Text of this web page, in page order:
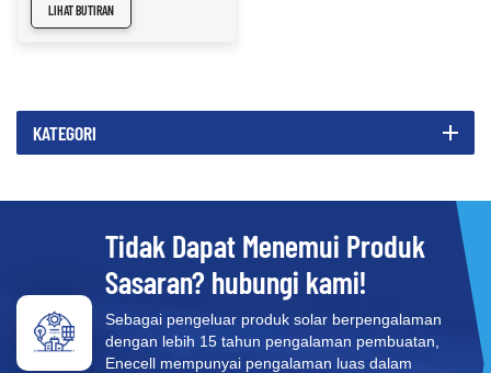
penggunaan⚡Sel litium-
berbilang port⚡Paparan
LED
LIHAT BUTIRAN
KATEGORI
Tidak Dapat Menemui Produk
Sasaran? hubungi kami!
Sebagai pengeluar produk solar berpengalaman
dengan lebih 15 tahun pengalaman pembuatan,
Enecell mempunyai pengalaman luas dalam